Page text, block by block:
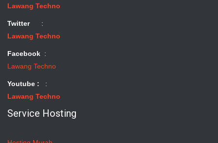
Lawang Techno
Twitter:
Lawang Techno
Facebook :
Lawang Techno
Youtube :
:
Lawang Techno
Service Hosting